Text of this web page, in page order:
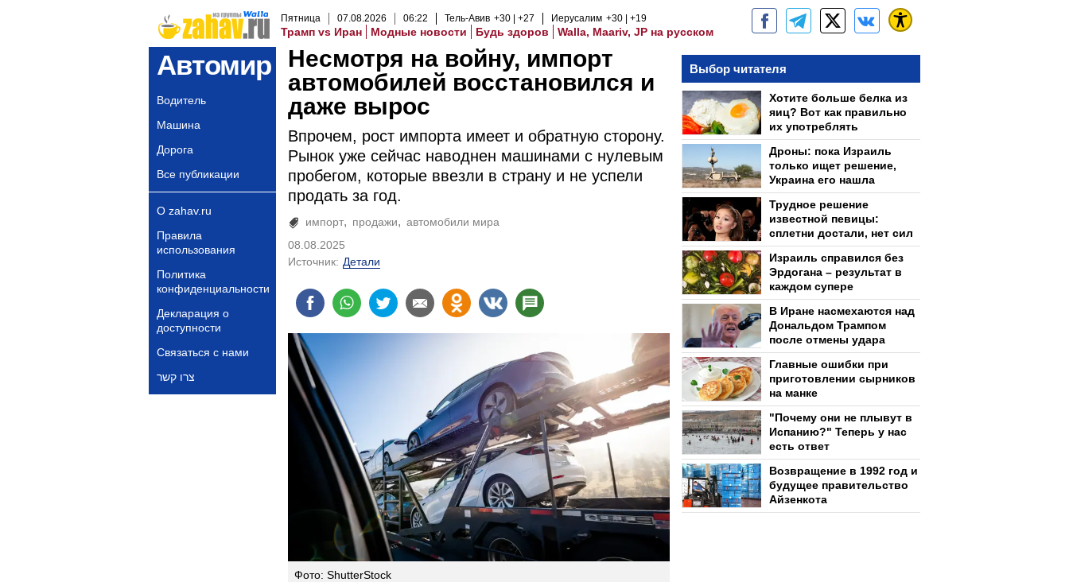
Пятница 07.08.2026 06:22 Тель-Авив +30 +27 Иерусалим +30 +19
Трамп vs Иран Модные новости Будь здоров Walla, Maariv, JP на русском
Автомир
Водитель
Машина
Дорога
Все публикации
О zahav.ru
Правила
использования
Политика
конфиденциальности
Декларация о
доступности
Связаться с нами
צרו קשר
Несмотря на войну, импорт
автомобилей восстановился и
даже вырос
Впрочем, рост импорта имеет и обратную сторону.
Рынок уже сейчас наводнен машинами с нулевым
пробегом, которые ввезли в страну и не успели
продать за год.
импорт продажи
автомобили мира
08.08.2025
Источник: Детали
Фото: ShutterStock
Выбор читателя
Хотите больше белка из
яиц? Вот как правильно
их употреблять
Дроны: пока Израиль
только ищет решение,
Украина его нашла
Трудное решение
известной певицы:
сплетни достали, нет сил
Израиль справился без
Эрдогана – результат в
каждом супере
В Иране насмехаются над
Дональдом Трампом
после отмены удара
Главные ошибки при
приготовлении сырников
на манке
"Почему они не плывут в
Испанию?" Теперь у нас
есть ответ
Возвращение в 1992 год и
будущее правительство
Айзенкота